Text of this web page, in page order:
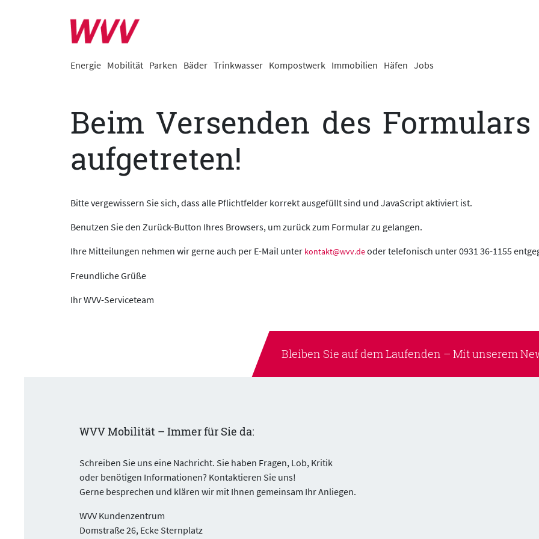
Energie Mobilität Parken Bäder Trinkwasser Kompostwerk Immobilien Häfen Jobs
Beim Versenden des
aufgetreten!
Bitte vergewissern Sie sich, dass alle Pflichtfelder korrekt ausgefüllt sind und JavaScript aktiviert ist.
Benutzen Sie den Zurück-Button Ihres Browsers, um zurück zum Formular zu gelangen.
Ihre Mitteilungen nehmen wir gerne auch per E-Mail unter kontakt@wvv.deoder telefonisch unter 0931 36-1155
Freundliche Grüße
Ihr WVV-Serviceteam
Bleiben Sie auf dem Laufenden – Mit unserem
WVV Mobilität – Immer für Sie da:
Schreiben Sie uns eine Nachricht. Sie haben Fragen, Lob, Kritik
oder benötigen Informationen? Kontaktieren Sie uns!
Gerne besprechen und klären wir mit Ihnen gemeinsam Ihr Anliegen.
WVV Kundenzentrum
Domstraße 26, Ecke Sternplatz